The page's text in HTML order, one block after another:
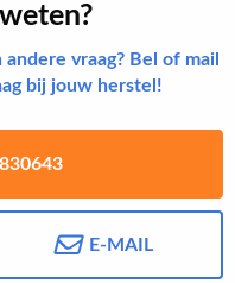
vraag? Bel of mail
bij jouw herstel!
E-MAIL